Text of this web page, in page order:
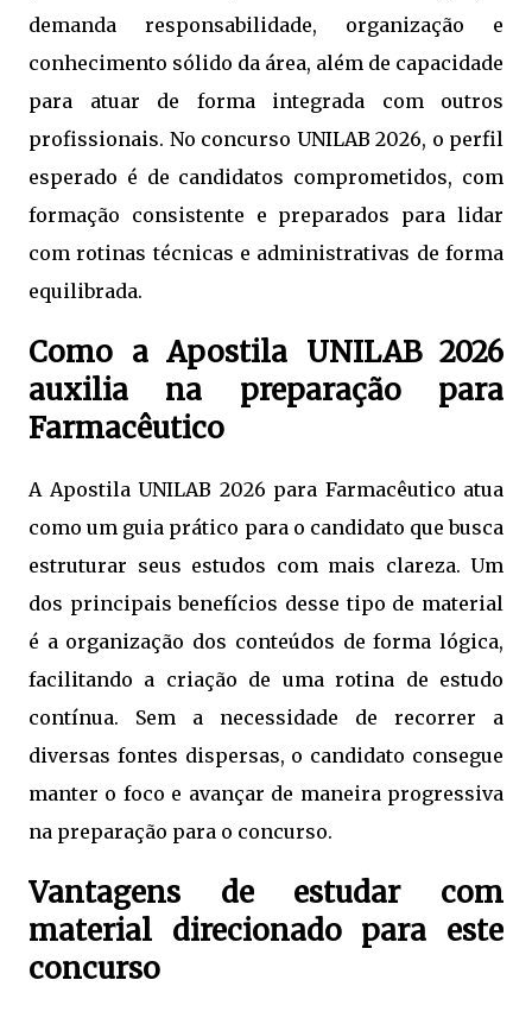
demanda responsabilidade, organização e
conhecimento sólido da área, além de capacidade
para atuar de forma integrada com outros
profissionais. No concurso UNILAB 2026, o perfil
esperado é de candidatos comprometidos, com
formação consistente e preparados para lidar
com rotinas técnicas e administrativas de forma
equilibrada.
Como a Apostila UNILAB 2026
auxilia na preparação para
Farmacêutico
A Apostila UNILAB 2026 para Farmacêutico atua
como um guia prático para o candidato que busca
estruturar seus estudos com mais clareza. Um
dos principais benefícios desse tipo de material
é a organização dos conteúdos de forma lógica,
facilitando a criação de uma rotina de estudo
contínua. Sem a necessidade de recorrer a
diversas fontes dispersas, o candidato consegue
manter o foco e avançar de maneira progressiva
na preparação para o concurso.
Vantagens de estudar com
material direcionado para este
concurso